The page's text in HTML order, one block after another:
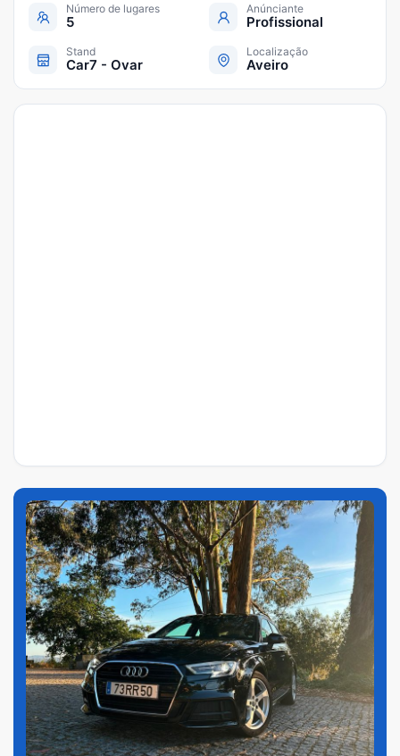
Número de lugares
5
Anúnciante
Profissional
Stand
Car7 - Ovar
Localização
Aveiro